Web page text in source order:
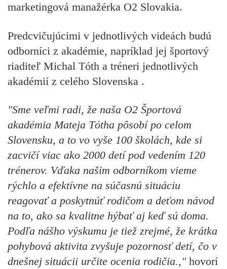
marketingová manažérka O2 Slovakia.
Predcvičujúcimi v jednotlivých videách budú
odborníci z akadémie, napríklad jej športový
riaditeľ Michal Tóth a tréneri jednotlivých
akadémií z celého Slovenska .
"Sme veľmi radi, že naša O2 Športová
akadémia Mateja Tótha pôsobí po celom
Slovensku, a to vo vyše 100 školách, kde si
zacvičí viac ako 2000 detí pod vedením 120
trénerov. Vďaka našim odborníkom vieme
rýchlo a efektívne na súčasnú situáciu
reagovať a poskytnúť rodičom a deťom návod
na to, ako sa kvalitne hýbať aj keď sú doma.
Podľa nášho výskumu je tiež zrejmé, že krátka
pohybová aktivita zvyšuje pozornosť detí, čo v
dnešnej situácii určite ocenia rodičia.,"hovorí